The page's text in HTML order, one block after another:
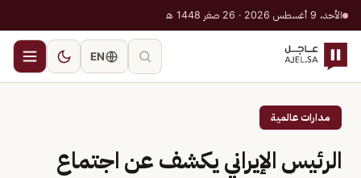
الأحد، 9 أغسطس 2026 · 26 صفر 1448 هـ
EN
مدارات عالمية
الرئيس الإيراني يكشف عن اجتماع